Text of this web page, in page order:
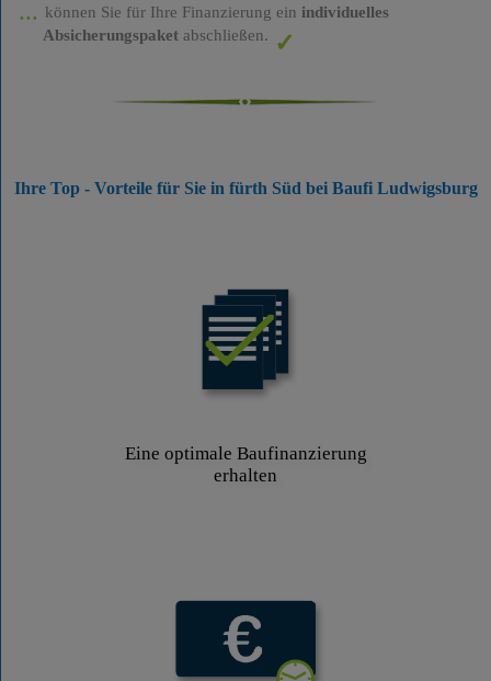
können Sie für Ihre Finanzierung ein individuelles
Absicherungspaketabschließen.
Ihre Top - Vorteile für Sie in fürth Süd bei Baufi Ludwigsburg
Eine optimale Baufinanzierung
erhalten